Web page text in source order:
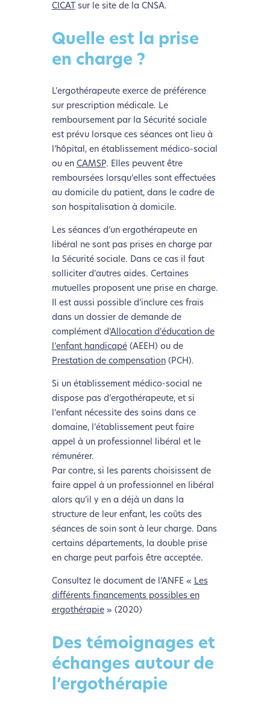
L’écoconception, ça vous
concerne aussi !
d’une démarche forte d’écoconception.
Si vous aussi vous souhaitez diminuer drastiquement
les besoins énergétiques nécessaires à votre
CICAT sur le site de la CNSA.
Quelle est la prise
en charge ?
L’ergothérapeute exerce de préférence
sur prescription médicale. Le
remboursement par la Sécurité sociale
est prévu lorsque ces séances ont lieu à
l’hôpital, en établissement médico-social
ou en CAMSP. Elles peuvent être
remboursées lorsqu’elles sont effectuées
au domicile du patient, dans le cadre de
son hospitalisation à domicile.
Les séances d’un ergothérapeute en
libéral ne sont pas prises en charge par
la Sécurité sociale. Dans ce cas il faut
solliciter d’autres aides. Certaines
mutuelles proposent une prise en charge.
Il est aussi possible d’inclure ces frais
dans un dossier de demande de
complément d’Allocation d’éducation de
l’enfant handicapé(AEEH) ou de
Prestation de compensation(PCH).
Si un établissement médico-social ne
dispose pas d’ergothérapeute, et si
l’enfant nécessite des soins dans ce
domaine, l’établissement peut faire
appel à un professionnel libéral et le
rémunérer.
Par contre, si les parents choisissent de
faire appel à un professionnel en libéral
alors qu’il y en a déjà un dans la
structure de leur enfant, les coûts des
séances de soin sont à leur charge. Dans
certains départements, la double prise
en charge peut parfois être acceptée.
Consultez le document de l’ANFE « Les
différents financements possibles en
ergothérapie» (2020)
Des témoignages et
échanges autour de
l’ergothérapie